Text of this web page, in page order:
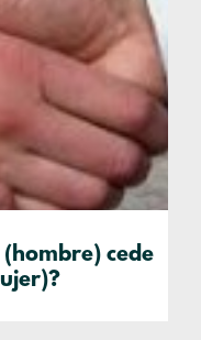
cede